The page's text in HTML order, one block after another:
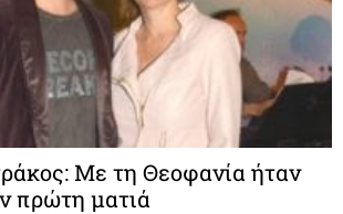
Με τη Θεοφανία ήταν
πρώτη ματιά